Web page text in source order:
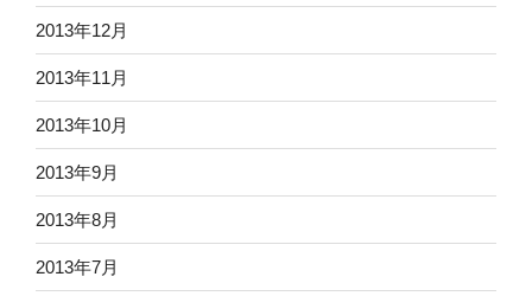
2013年12月
2013年11月
2013年10月
2013年9月
2013年8月
2013年7月